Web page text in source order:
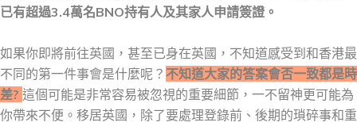
已有超過3.4萬名BNO持有人及其家人申請簽證。
如果你即將前往英國，甚至已身在英國，不知道感受到和香港最
不同的第一件事會是什麼呢？ 不知道大家的答案會否一致都是時
差? 這個可能是非常容易被忽視的重要細節，一不留神更可能為
你帶來不便。移居英國，除了要處理登錄前、後期的瑣碎事和重